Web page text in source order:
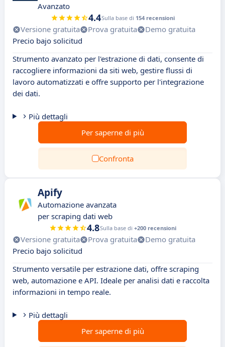
Avanzato
4.4Sulla base di 154 recensioni
Versione gratuita Prova gratuita
Demo gratuita
Precio bajo solicitud
Strumento avanzato per l'estrazione di dati, consente di
raccogliere informazioni da siti web, gestire flussi di
lavoro automatizzati e offre supporto per l'integrazione
dei dati.
Più dettagli
Per saperne di più
Confronta
Apify
Automazione avanzata
per scraping dati web
4.8Sulla base di +200 recensioni
Versione gratuita Prova gratuita
Demo gratuita
Precio bajo solicitud
Strumento versatile per estrazione dati, offre scraping
web, automazione e API. Ideale per analisi dati e raccolta
informazioni in tempo reale.
Più dettagli
Per saperne di più